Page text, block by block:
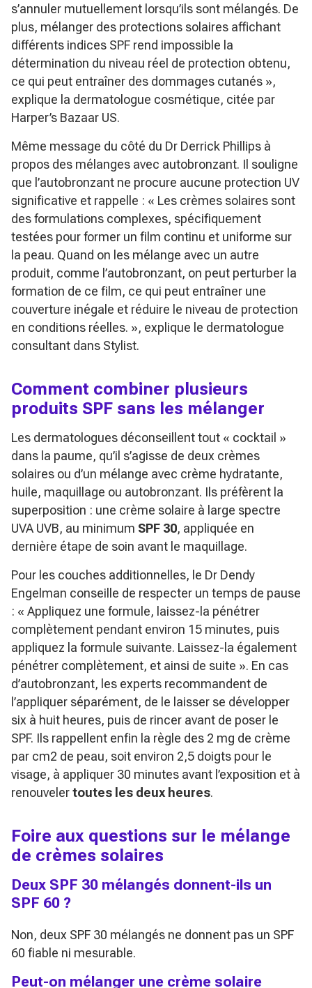
s’annuler mutuellement lorsqu’ils sont mélangés. De
plus, mélanger des protections solaires affichant
différents indices SPF rend impossible la
détermination du niveau réel de protection obtenu,
ce qui peut entraîner des dommages cutanés »,
explique la dermatologue cosmétique, citée par
Harper’s Bazaar US.
Même message du côté du Dr Derrick Phillips à
propos des mélanges avec autobronzant. Il souligne
que l’autobronzant ne procure aucune protection UV
significative et rappelle : « Les crèmes solaires sont
des formulations complexes, spécifiquement
testées pour former un film continu et uniforme sur
la peau. Quand on les mélange avec un autre
produit, comme l’autobronzant, on peut perturber la
formation de ce film, ce qui peut entraîner une
couverture inégale et réduire le niveau de protection
en conditions réelles. », explique le dermatologue
consultant dans Stylist.
Comment combiner plusieurs
produits SPF sans les mélanger
Les dermatologues déconseillent tout « cocktail »
dans la paume, qu’il s’agisse de deux crèmes
solaires ou d’un mélange avec crème hydratante,
huile, maquillage ou autobronzant. Ils préfèrent la
superposition : une crème solaire à large spectre
UVA UVB, au minimum SPF 30, appliquée en
dernière étape de soin avant le maquillage.
Pour les couches additionnelles, le Dr Dendy
Engelman conseille de respecter un temps de pause
: « Appliquez une formule, laissez-la pénétrer
complètement pendant environ 15 minutes, puis
appliquez la formule suivante. Laissez-la également
pénétrer complètement, et ainsi de suite ». En cas
d’autobronzant, les experts recommandent de
l’appliquer séparément, de le laisser se développer
six à huit heures, puis de rincer avant de poser le
SPF. Ils rappellent enfin la règle des 2 mg de crème
par cm2 de peau, soit environ 2,5 doigts pour le
visage, à appliquer 30 minutes avant l’exposition et à
renouvelertoutes les deux heures.
Foire aux questions sur le mélange
de crèmes solaires
Deux SPF 30 mélangés donnent-ils un
SPF 60 ?
Non, deux SPF 30 mélangés ne donnent pas un SPF
60 fiable ni mesurable.
Peut-on mélanger une crème solaire